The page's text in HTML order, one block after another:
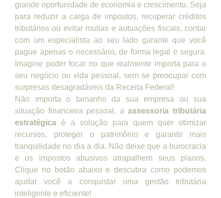
grande oportunidade de economia e crescimento. Seja
para reduzir a carga de impostos, recuperar créditos
tributários ou evitar multas e autuações fiscais, contar
com um especialista ao seu lado garante que você
pague apenas o necessário, de forma legal e segura.
Imagine poder focar no que realmente importa para o
seu negócio ou vida pessoal, sem se preocupar com
surpresas desagradáveis da Receita Federal!
Não importa o tamanho da sua empresa ou sua
situação financeira pessoal, aassessoria tributária
estratégica é a solução para quem quer otimizar
recursos, proteger o patrimônio e garantir mais
tranquilidade no dia a dia. Não deixe que a burocracia
e os impostos abusivos atrapalhem seus planos.
Clique no botão abaixo e descubra como podemos
ajudar você a conquistar uma gestão tributária
inteligente e eficiente!